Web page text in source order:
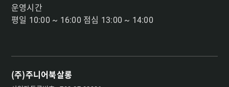
운영시간
평일 10:00 ~ 16:00 점심 13:00 ~ 14:00
(주)주니어북살롱